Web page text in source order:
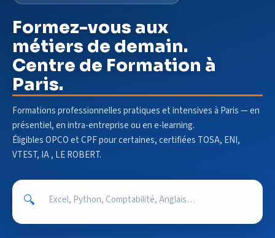
Formez-vous aux
métiers de demain.
Centre de Formation à
Paris.
Formations professionnelles pratiques et intensives à Paris — en
présentiel, en intra-entreprise ou en e-learning.
Éligibles OPCO et CPF pour certaines, certifiées TOSA, ENI,
VTEST, IA , LE ROBERT.
🔍